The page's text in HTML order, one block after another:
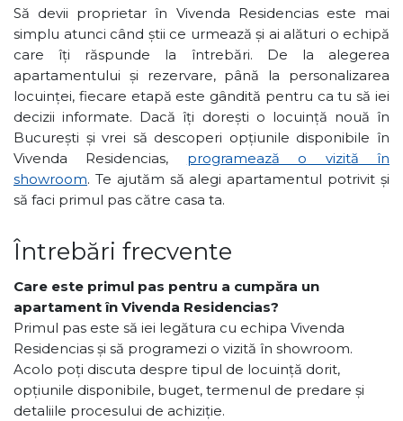
Să devii proprietar în Vivenda Residencias este mai
simplu atunci când știi ce urmează și ai alături o echipă
care îți răspunde la întrebări. De la alegerea
apartamentului și rezervare, până la personalizarea
locuinței, fiecare etapă este gândită pentru ca tu să iei
decizii informate. Dacă îți dorești o locuință nouă în
București și vrei să descoperi opțiunile disponibile în
Vivenda Residencias, programează o vizită în
showroom. Te ajutăm să alegi apartamentul potrivit și
să faci primul pas către casa ta.
Întrebări frecvente
Care este primul pas pentru a cumpăra un
apartament în Vivenda Residencias?
Primul pas este să iei legătura cu echipa Vivenda
Residencias și să programezi o vizită în showroom.
Acolo poți discuta despre tipul de locuință dorit,
opțiunile disponibile, buget, termenul de predare și
detaliile procesului de achiziție.